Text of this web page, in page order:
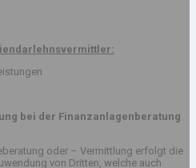
bei der Finanzanlagenberatung
oder – Vermittlung erfolgt die
von Dritten, welche auch